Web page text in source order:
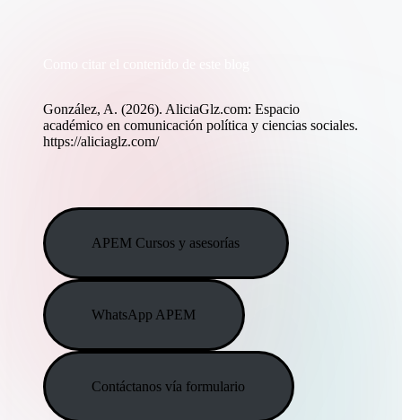
González, A. (2026). AliciaGlz.com: Espacio
académico en comunicación política y ciencias sociales.
https://aliciaglz.com/
APEM Cursos y asesorías
WhatsApp APEM
Contáctanos vía formulario